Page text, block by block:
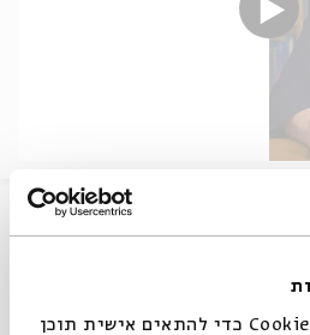
אנחנו משתמשים בקובצי Cookie כדי להתאים אישית תוכן
One of the greatest stories in
that illuminates the debate at
presents an analysis that makes
important and as relevant